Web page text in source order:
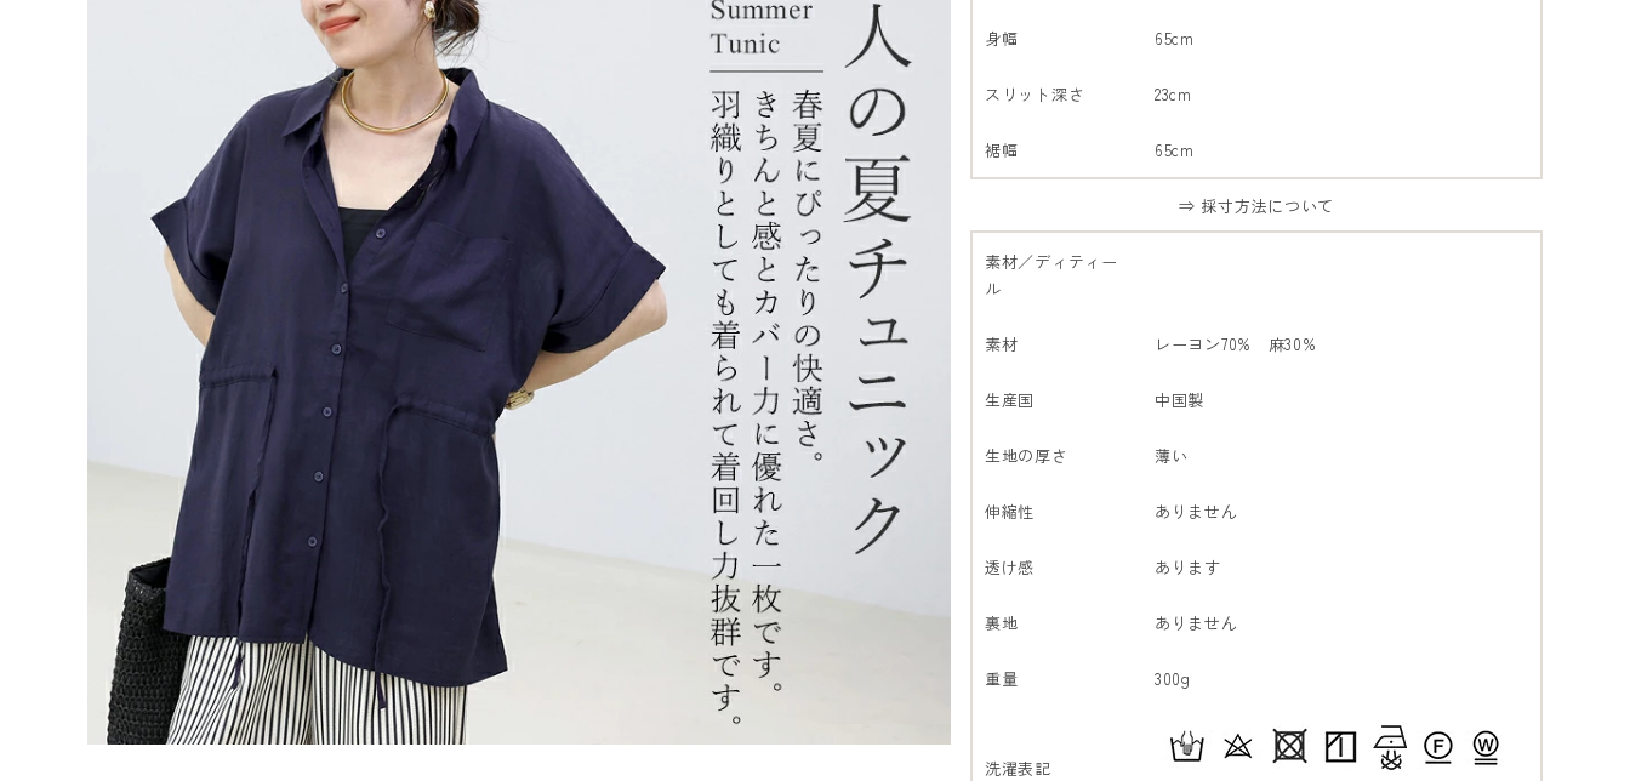
身幅 65cm
スリット深さ 23cm
裾幅 65cm
⇒ 採寸方法について
素材／ディティー
ル
素材 レーヨン70% 麻30%
生産国 中国製
生地の厚さ 薄い
伸縮性 ありません
透け感 あります
裏地 ありません
重量 300g
洗濯表記